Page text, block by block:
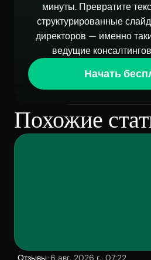
минуты. Превратите
структурированные
директоров — именно
ведущие
Начать
Похожие
Отзывы•6 авг. 2026 г., 07:22